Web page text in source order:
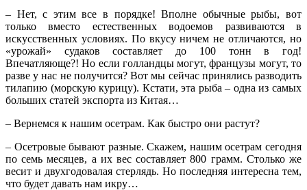
– Нет, с этим все в порядке! Вполне обычные рыбы, вот
только вместо естественных водоемов развиваются в
искусственных условиях. По вкусу ничем не отличаются, но
«урожай» судаков составляет до 100 тонн в год!
Впечатляюще?! Но если голландцы могут, французы могут, то
разве у нас не получится? Вот мы сейчас принялись разводить
тилапию (морскую курицу). Кстати, эта рыба – одна из самых
больших статей экспорта из Китая…
– Вернемся к нашим осетрам. Как быстро они растут?
– Осетровые бывают разные. Скажем, нашим осетрам сегодня
по семь месяцев, а их вес составляет 800 грамм. Столько же
весит и двухгодовалая стерлядь. Но последняя интересна тем,
что будет давать нам икру…